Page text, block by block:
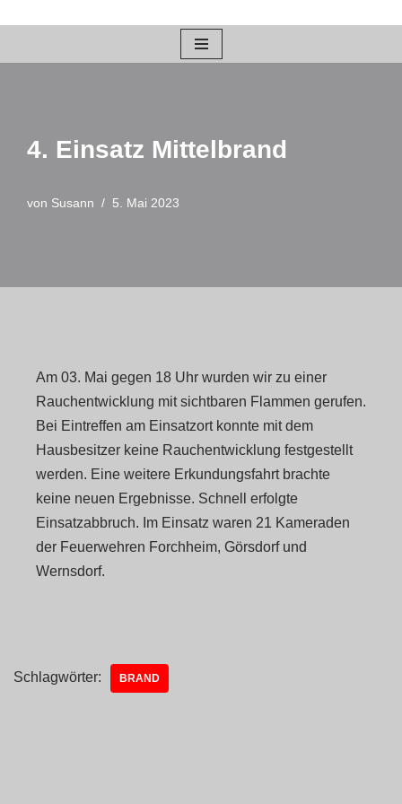
4. Einsatz Mittelbrand
von Susann 5. Mai 2023
Am 03. Mai gegen 18 Uhr wurden wir zu einer
Rauchentwicklung mit sichtbaren Flammen gerufen.
Bei Eintreffen am Einsatzort konnte mit dem
Hausbesitzer keine Rauchentwicklung festgestellt
werden. Eine weitere Erkundungsfahrt brachte
keine neuen Ergebnisse. Schnell erfolgte
Einsatzabbruch. Im Einsatz waren 21 Kameraden
der Feuerwehren Forchheim, Görsdorf und
Wernsdorf.
Schlagwörter: BRAND